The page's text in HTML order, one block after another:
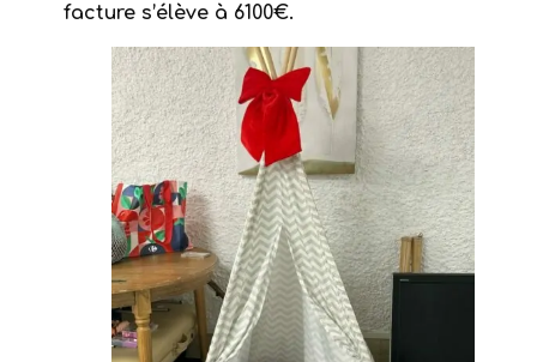
facture s’élève à 6100€.